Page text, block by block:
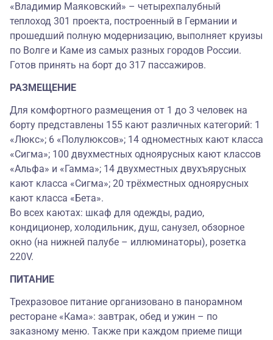
«Владимир Маяковский» – четырехпалубный
теплоход 301 проекта, построенный в Германии и
прошедший полную модернизацию, выполняет круизы
по Волге и Каме из самых разных городов России.
Готов принять на борт до 317 пассажиров.
РАЗМЕЩЕНИЕ
Для комфортного размещения от 1 до 3 человек на
борту представлены 155 кают различных категорий: 1
«Люкс»; 6 «Полулюксов»; 14 одноместных кают класса
«Сигма»; 100 двухместных одноярусных кают классов
«Альфа» и «Гамма»; 14 двухместных двухъярусных
кают класса «Сигма»; 20 трёхместных одноярусных
кают класса «Бета».
Во всех каютах: шкаф для одежды, радио,
кондиционер, холодильник, душ, санузел, обзорное
окно (на нижней палубе – иллюминаторы), розетка
220V.
ПИТАНИЕ
Трехразовое питание организовано в панорамном
ресторане «Кама»: завтрак, обед и ужин – по
заказному меню. Также при каждом приеме пищи